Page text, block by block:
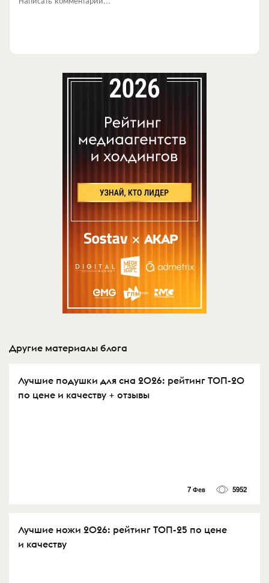
Другие материалы блога
Лучшие подушки для сна 2026: рейтинг ТОП-20
по цене и качеству + отзывы
7 Фев 5952
Лучшие ножи 2026: рейтинг ТОП-25 по цене
и качеству